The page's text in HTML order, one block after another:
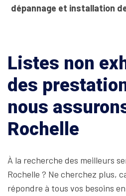
dépannage et installation
Listes non
des
nous
Rochelle
À la recherche des meilleurs
Rochelle ? Ne cherchez plus,
répondre à tous vos besoins